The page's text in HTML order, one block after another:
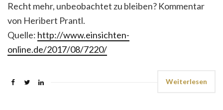
Recht mehr, unbeobachtet zu bleiben? Kommentar
von Heribert Prantl.
Quelle: http://www.einsichten-
online.de/2017/08/7220/
Weiterlesen